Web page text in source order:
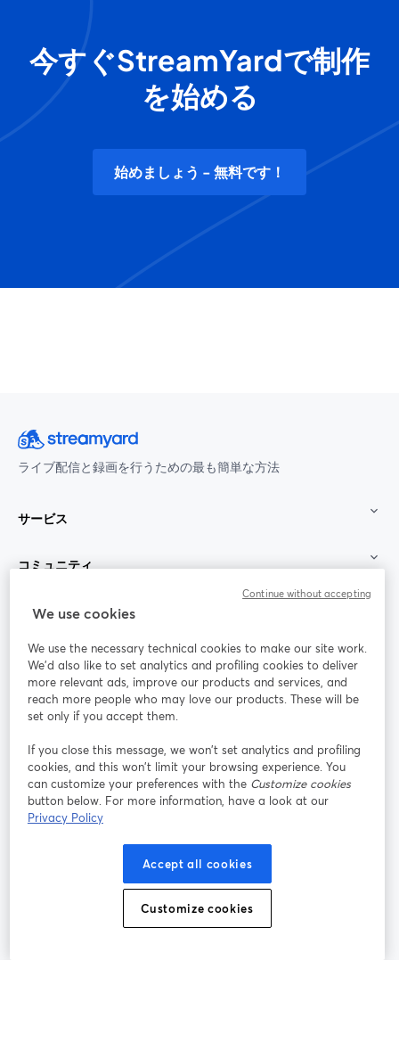
今すぐStreamYardで制作
を始める
始めましょう - 無料です！
ライブ配信と録画を行うための最も簡単な方法
サービス
コミュニティ
StreamYard：
参加する
ライ
ンセ
ミナ
ー
Facebook
新しいタブで開く(Twitter)
YouTube
Instagram
新しいタブで開く
LinkedIn
新しいタブで開く
新しいタブで開く
プラットフォーム利用規約
個人情報保護方針 クッキーポリシー
We use cookies
We use the necessary technical cookies to make our site work.
We'd also like to set analytics and profiling cookies to deliver
more relevant ads, improve our products and services, and
reach more people who may love our products. These will be
set only if you accept them.
If you close this message, we won’t set analytics and profiling
cookies, and this won’t limit your browsing experience. You
can customize your preferences with the Customize cookies
button below. For more information, have a look at our
Privacy Policy
Accept all cookies
Customize cookies
Continue without accepting